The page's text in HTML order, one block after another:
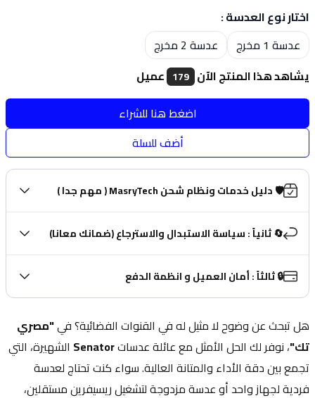
اختار نوع العدسة :
Choose a size
عدسة 1 مخرج
عدسة 2 مخرج
يشاهد هذا المنتج الآن 179 عميل
اضغط هنا للشراء
أضف للسلة
🛡️ دليل خدمات ونظام شحن MasryTech ( مهم جدا )
🔄 ثانياً : سياسة الاستبدال والاسترجاع (ضمانك معانا)
🔒 ثالثاً : أمان العميل و انظمة الدفع
هل تبحث عن وضوح لا مثيل له في القنوات الفضائية؟ في
تك"، نوفر لك الحل الأمثل مع عائلة عدسات Senator